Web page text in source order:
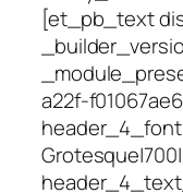
[et_pb_text
a22f-